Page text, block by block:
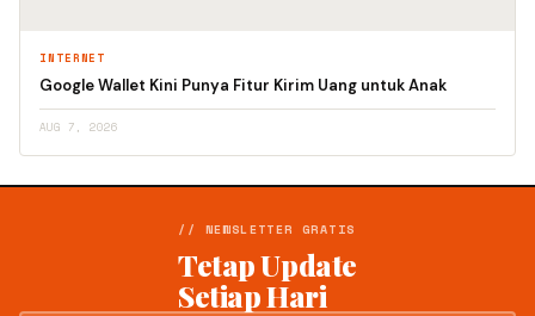
INTERNET
Google Wallet Kini Punya Fitur Kirim Uang untuk Anak
AUG 7, 2026
// NEWSLETTER GRATIS
Tetap Update
Setiap Hari